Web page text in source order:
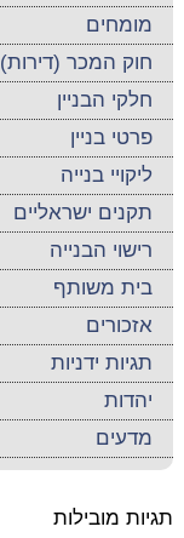
מומחים
חוק המכר (דירות)
חלקי הבניין
פרטי בניין
ליקויי בנייה
תקנים ישראליים
רישוי הבנייה
בית משותף
אזכורים
תגיות ידניות
יהדות
מדעים
תגיות מובילות